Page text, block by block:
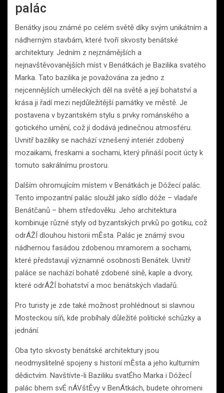
palác
Benátky jsou známé po celém světě díky svým unikátním a
nádherným stavbám, které tvoří skvosty benátské
architektury. Jedním z nejznámějších a
nejnavštěvovanějších míst v Benátkách je Bazilika svatého
Marka. Tato bazilika je považována za jedno z
nejcennějších uměleckých děl na světě a její bohatství a
krása ji řadí mezi nejdůležitější památky ve městě. Je
postavena v byzantském stylu s prvky románského a
gotického umění, což jí dodává jedinečnou atmosféru.
Uvnitř baziliky se nachází vznešený interiér zdobený
mozaikami, freskami a sochami, který přináší pocit úcty k
tomuto sakrálnímu prostoru.
Dalším ohromujícím místem v Benátkách je Dóžecí palác.
Tento impozantní palác sloužil jako sídlo dóže – vladaře
Benátčanů – bhem středovĕku. Jeho architektura
kombinuje různé styly od byzantských prvků po gotiku, což
odrÁŽÍ dlouhou historii mĚsta. Palác je známý svou
nádhernou fasádou zdobenou mramorem a sochami,
které představují významné osobnosti Benátek. Uvnitř
paláce se nachází bohatě zdobené síně, kaple a dvory,
které odrÁŽÍ bohatství a moc benátských vladařů.
Pro turisty je zde také možnost prohlédnout si slavnou
Mosteckou síň, kde probíhaly důležité politické schůzky a
jednání.
Oba tyto skvosty benátské architektury jsou
neodmyslitelně spojeny s historií mĚsta a jeho kulturním
dědictvím. Navštívte-li Baziliku svatÉho Marka i DóžecÍ
palác bhem svÉ nÁVštĚvy v BenÁtkách, budete ohromeni